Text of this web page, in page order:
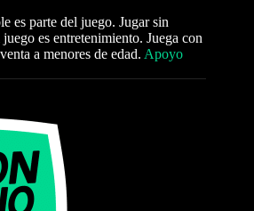
es parte del juego. Jugar sin
es entretenimiento. Juega con
a menores de edad. Apoyo